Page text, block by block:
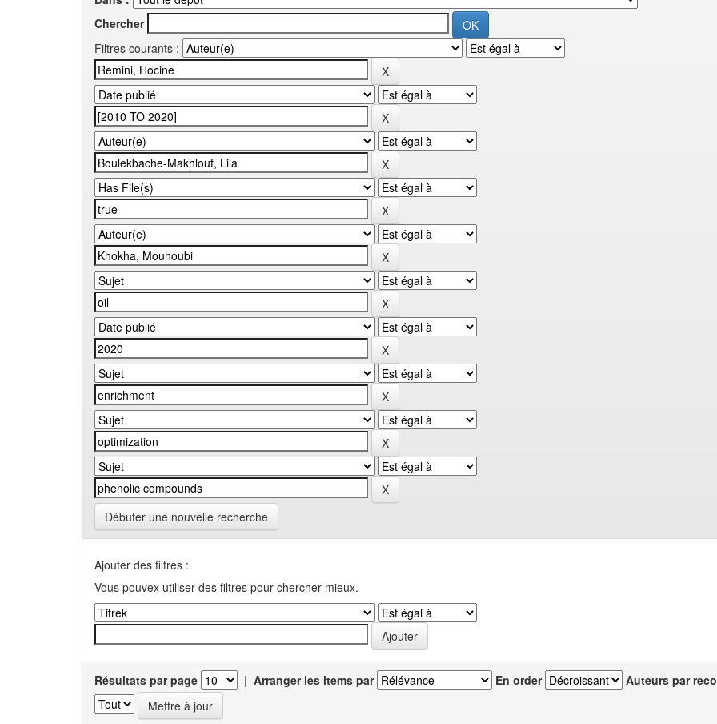
Chercher
Filtres courants :
Débuter une nouvelle recherche
Ajouter des filtres :
Vous pouvex utiliser des filtres pour chercher mieux.
Résultats par page | Arranger les items par En order Auteurs par